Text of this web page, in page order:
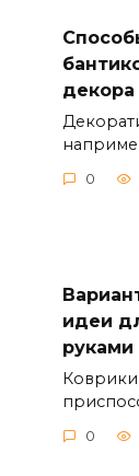
декора
0
идеи
руками
0